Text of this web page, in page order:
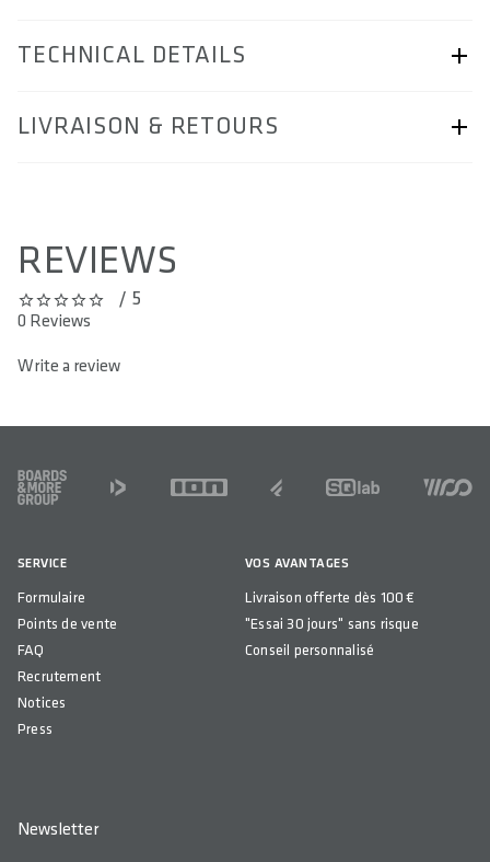
TECHNICAL DETAILS
ARTICLE NUMBER
AREA OF USE
MATERIAL
62
COMPATIBILITY
LIVRAISON & RETOURS
REVIEWS
0 out of 5 stars/ 5
0 Reviews
Write a review
FOOTER
SERVICE
Formulaire
Points de vente
FAQ
Recrutement
Notices
Press
VOS AVANTAGES
Livraison offerte dès 100 €
"Essai 30 jours" sans risque
Conseil personnalisé
Newsletter